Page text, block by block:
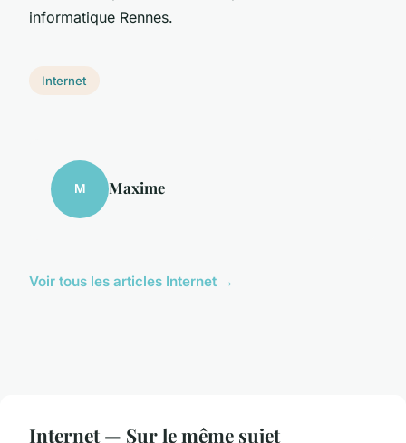
informatique Rennes.
Internet
M Maxime
Voir tous les articles Internet →
Internet — Sur le même sujet